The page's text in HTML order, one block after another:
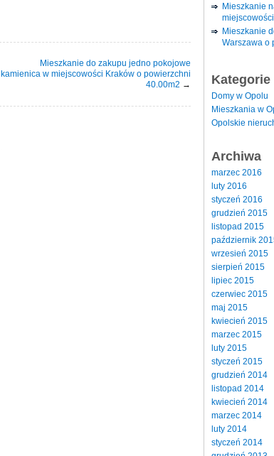
Mieszkanie do zakupu jedno pokojowe
kamienica w miejscowości Kraków o powierzchni
40.00m2 →
Mieszkanie
Mieszkanie
Warszawa o
Kategorie
Domy w Opolu
Mieszkania w
Opolskie
Archiwa
marzec 2016
luty 2016
styczeń 2016
grudzień 2015
listopad 2015
październik
wrzesień 2015
sierpień 2015
lipiec 2015
czerwiec 2015
maj 2015
kwiecień 2015
marzec 2015
luty 2015
styczeń 2015
grudzień 2014
listopad 2014
kwiecień 2014
marzec 2014
luty 2014
styczeń 2014